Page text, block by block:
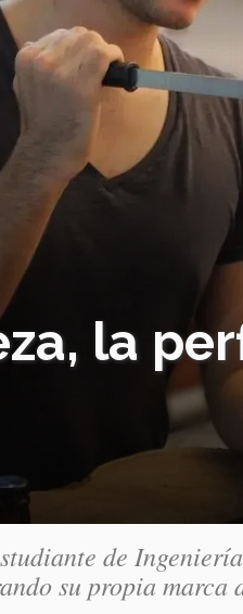
la
de
su propia marca